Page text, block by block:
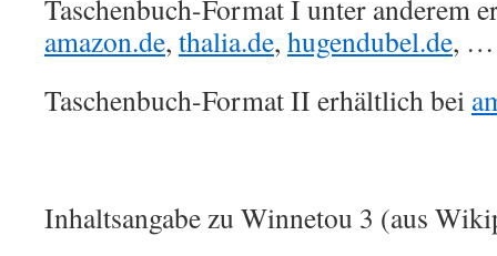
Taschenbuch-Format I unter anderem
amazon.de, thalia.de, hugendubel.de, …
Taschenbuch-Format II erhältlich bei
Inhaltsangabe zu Winnetou 3 (aus